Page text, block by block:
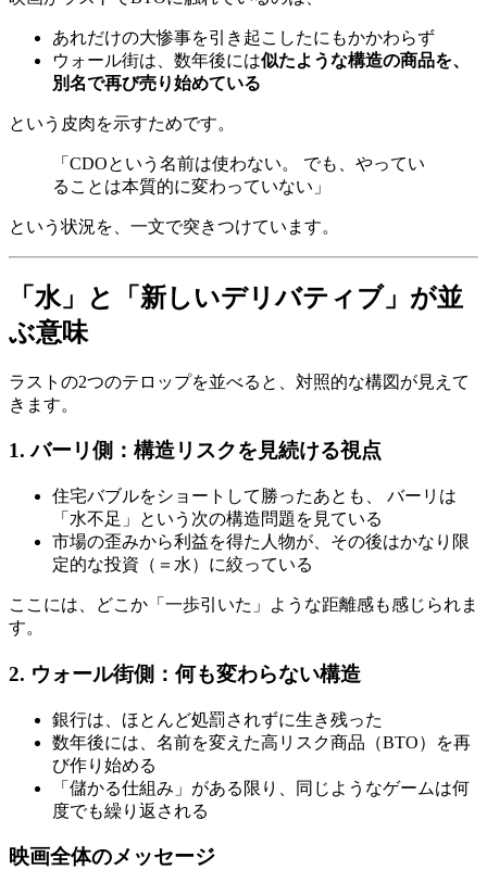
あれだけの大惨事を引き起こしたにもかかわらず
ウォール街は、数年後には似たような構造の商品を、
別名で再び売り始めている
という皮肉を示すためです。
「CDOという名前は使わない。 でも、やってい
ることは本質的に変わっていない」
という状況を、一文で突きつけています。
「水」と「新しいデリバティブ」が並
ぶ意味
ラストの2つのテロップを並べると、対照的な構図が見えて
きます。
1. バーリ側：構造リスクを見続ける視点
住宅バブルをショートして勝ったあとも、 バーリは
「水不足」という次の構造問題を見ている
市場の歪みから利益を得た人物が、その後はかなり限
定的な投資（＝水）に絞っている
ここには、どこか「一歩引いた」ような距離感も感じられま
す。
2. ウォール街側：何も変わらない構造
銀行は、ほとんど処罰されずに生き残った
数年後には、名前を変えた高リスク商品（BTO）を再
び作り始める
「儲かる仕組み」がある限り、同じようなゲームは何
度でも繰り返される
映画全体のメッセージ